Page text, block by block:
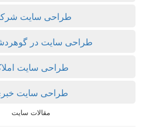
طراحی سایت
طراحی سایت در
طراحی سایت
طراحی سایت
مقالات سایت